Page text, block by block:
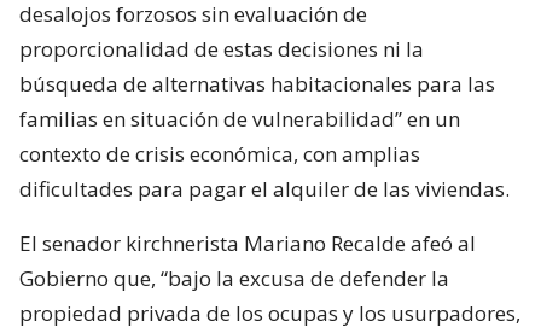
desalojos forzosos sin evaluación de
proporcionalidad de estas decisiones ni la
búsqueda de alternativas habitacionales para las
familias en situación de vulnerabilidad” en un
contexto de crisis económica, con amplias
dificultades para pagar el alquiler de las viviendas.
El senador kirchnerista Mariano Recalde afeó al
Gobierno que, “bajo la excusa de defender la
propiedad privada de los ocupas y los usurpadores,